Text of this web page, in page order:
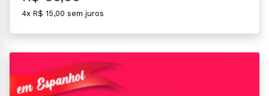
4x R$ 15,00 sem juros